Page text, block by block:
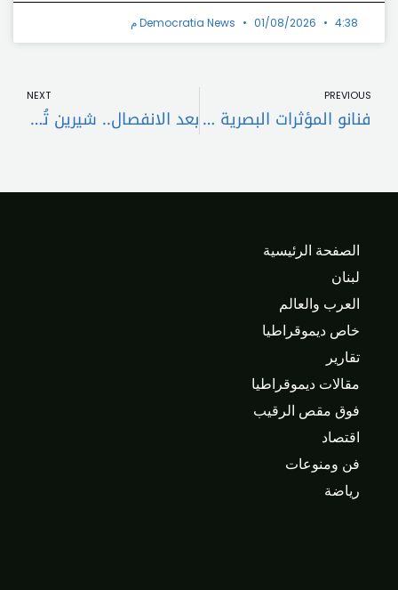
Democratia News 01/08/2026 4:38 م
PREVIOUS
فنانو المؤثرات البصرية في أفلام AVATAR يصوتون على إنشاء نقابة لهم
NEXT
بعد الانفصال.. شيرين تُنهي خلافاتها مع شركة روتانا عقب عودتها من السعودية
الصفحة الرئيسية
لبنان
العرب والعالم
خاص ديموقراطيا
تقارير
مقالات ديموقراطيا
فوق مقص الرقيب
اقتصاد
فن ومنوعات
رياضة